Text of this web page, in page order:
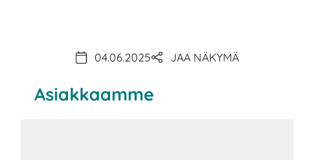
04.06.2025 JAA NÄKYMÄ
Asiakkaamme